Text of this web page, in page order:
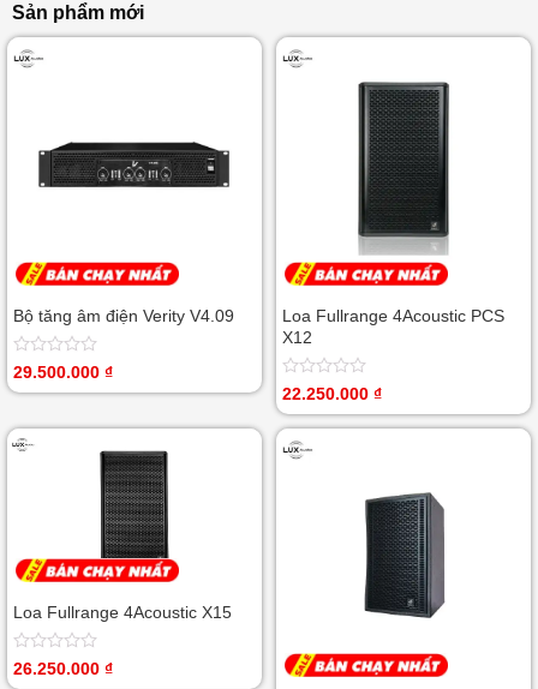
Sản phẩm mới
Bộ tăng âm điện Verity V4.09
Được
5
sao
29.500.000 ₫
Loa Fullrange 4Acoustic PCS
X12
Được
hạng
0
5
22.250.000 ₫
Loa Fullrange 4Acoustic X15
Được
26.250.000 ₫